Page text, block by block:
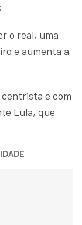
o real, uma
e aumenta a
centrista e com
Lula, que